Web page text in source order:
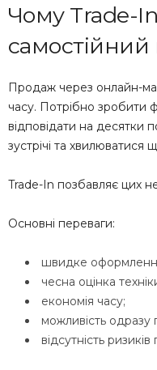
Чому Trade-
Продаж через онлайн-
часу. Потрібно зробити
відповідати на десятки
зустрічі та хвилюватися
Trade-In позбавляє цих
Основні переваги:
швидке
чесна оцінка
економія часу;
можливість
відсутність